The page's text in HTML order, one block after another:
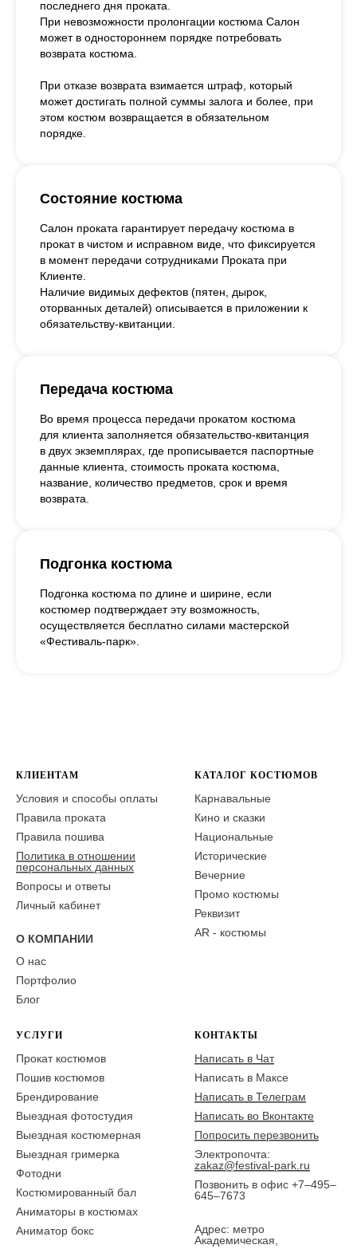
последнего дня проката.
При невозможности пролонгации костюма Салон
может в одностороннем порядке потребовать
возврата костюма.
При отказе возврата взимается штраф, который
может достигать полной суммы залога и более, при
этом костюм возвращается в обязательном
порядке.
Состояние костюма
Салон проката гарантирует передачу костюма в
прокат в чистом и исправном виде, что фиксируется
в момент передачи сотрудниками Проката при
Клиенте.
Наличие видимых дефектов (пятен, дырок,
оторванных деталей) описывается в приложении к
обязательству-квитанции.
Передача костюма
Во время процесса передачи прокатом костюма
для клиента заполняется обязательство-квитанция
в двух экземплярах, где прописывается паспортные
данные клиента, стоимость проката костюма,
название, количество предметов, срок и время
возврата.
Подгонка костюма
Подгонка костюма по длине и ширине, если
костюмер подтверждает эту возможность,
осуществляется бесплатно силами мастерской
«Фестиваль-парк».
КЛИЕНТАМ
Условия и способы оплаты
Правила проката
Правила пошива
Политика в отношении
персональных данных
Вопросы и ответы
Личный кабинет
О КОМПАНИИ
О нас
Портфолио
Блог
КАТАЛОГ КОСТЮМОВ
Карнавальные
Кино и сказки
Национальные
Исторические
Вечерние
Промо костюмы
Реквизит
AR - костюмы
УСЛУГИ
Прокат костюмов
Пошив костюмов
Брендирование
Выездная фотостудия
Выездная костюмерная
Выездная гримерка
Фотодни
Костюмированный бал
Аниматоры в костюмах
Аниматор бокс
КОНТАКТЫ
Написать в Чат
Написать в Максе
Написать в Телеграм
Написать во Вконтакте
Попросить перезвонить
Электропочта:
zakaz@festival-park.ru
Позвонить в офис +7–495–
645–7673
Адрес: метро
Академическая,